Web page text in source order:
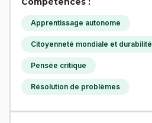
Apprentissage autonome
Citoyenneté mondiale et durabilité
Pensée critique
Résolution de problèmes